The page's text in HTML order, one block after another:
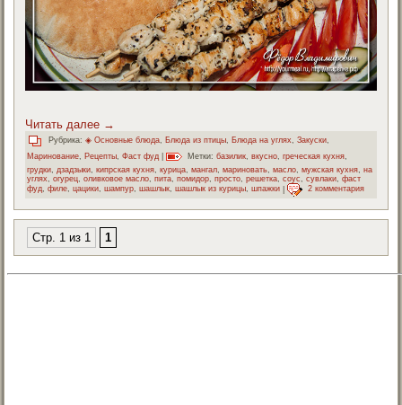
Читать далее →
Рубрика: ◈ Основные блюда Блюда из птицы Блюда на углях ,Закуски
Маринование
Рецепты ,Фаст фуд Метки: базилик ,вкусно ,греческая кухня
грудки
дзадзыки ,кипрская кухня ,курица ,мангал ,мариновать ,масло ,мужская кухня ,на
углях
,огурец ,оливковое масло ,пита ,помидор ,просто ,решетка ,соус ,сувлаки ,фаст
фуд,филе,цацики,шампур,шашлык,шашлык из курицы,шпажки | 2 комментария
Стр. 1 из 1 1